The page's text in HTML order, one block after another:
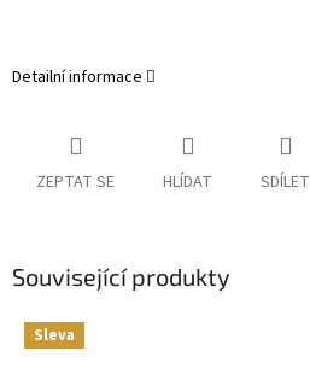
Detailní informace
ZEPTAT SE HLÍDAT SDÍLET
Související produkty
Sleva